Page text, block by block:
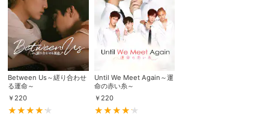
Between Us～縒り合わせ
る運命～
￥ 220
Until We Meet Again～運
命の赤い糸～
￥ 220